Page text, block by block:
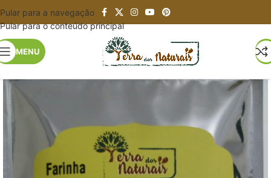
Pular para a navegação
Pular para o conteúdo principal
MENU